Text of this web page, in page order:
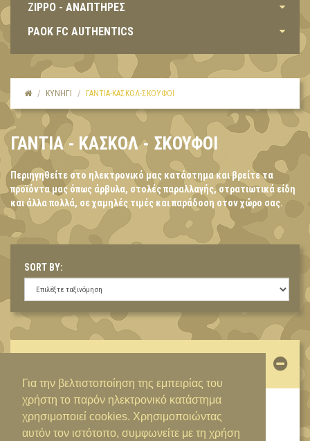
Για την βελτιστοποίηση της εμπειρίας του
χρήστη το παρόν ηλεκτρονικό κατάστημα
χρησιμοποιεί cookies. Χρησιμοποιώντας
αυτόν τον ιστότοπο, συμφωνείτε με τη χρήση
ZIPPO - ΑΝΑΠΤΗΡΕΣ
PAOK FC AUTHENTICS
ΚΥΝΗΓΙ ΓΑΝΤΙΑ-ΚΑΣΚΟΛ-ΣΚΟΥΦΟΙ
ΓΑΝΤΙΑ - ΚΑΣΚΟΛ - ΣΚΟΥΦΟΙ
Περιηγηθείτε στο ηλεκτρονικό μας κατάστημα και βρείτε τα
προϊόντα μας όπως άρβυλα, στολές παραλλαγής, στρατιωτικά είδη
και άλλα πολλά, σε χαμηλές τιμές και παράδοση στον χώρο σας.
SORT BY:
ΕΊΣΟΔΟΣ / ΔΗΜΙΟΥΡΓΊΑ ΛΟΓΑΡΙΑΣΜΟΎ